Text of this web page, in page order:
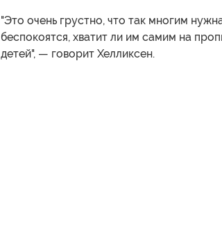
"Это очень грустно, что так многим
беспокоятся, хватит ли им самим на
детей", — говорит Хелликсен.